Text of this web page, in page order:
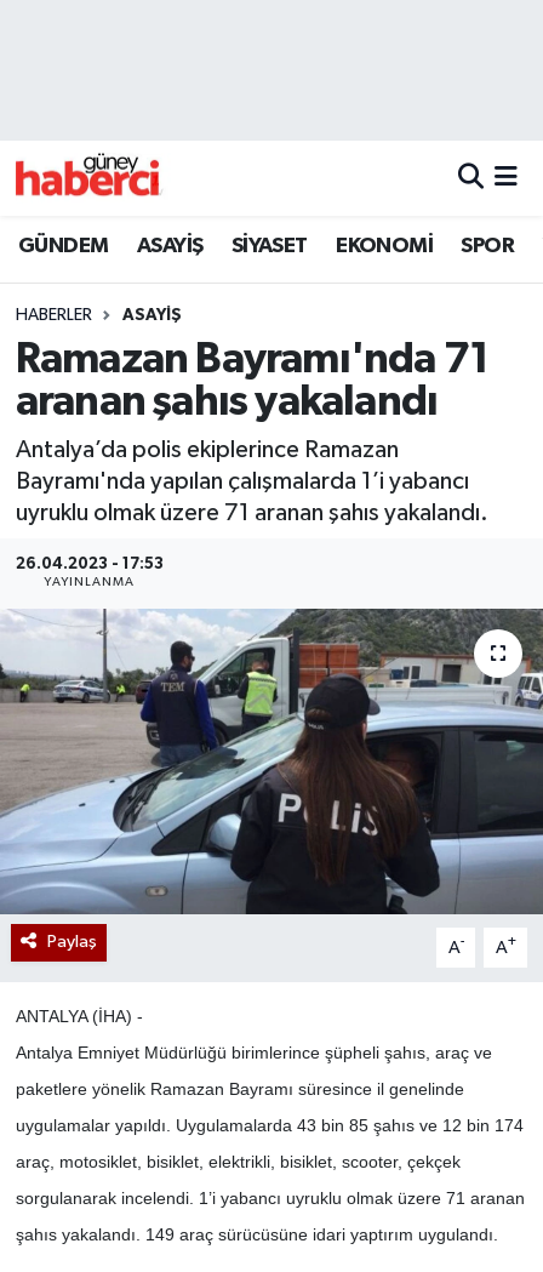
GÜNDEM ASAYİŞ SİYASET EKONOMİ SPOR
HABERLER ASAYİŞ
Ramazan Bayramı'nda 71
aranan şahıs yakalandı
Antalya’da polis ekiplerince Ramazan
Bayramı'nda yapılan çalışmalarda 1’i yabancı
uyruklu olmak üzere 71 aranan şahıs yakalandı.
26.04.2023 - 17:53
YAYINLANMA
Paylaş A- A+
ANTALYA (İHA) -
Antalya Emniyet Müdürlüğü birimlerince şüpheli şahıs, araç ve
paketlere yönelik Ramazan Bayramı süresince il genelinde
uygulamalar yapıldı. Uygulamalarda 43 bin 85 şahıs ve 12 bin 174
araç, motosiklet, bisiklet, elektrikli, bisiklet, scooter, çekçek
sorgulanarak incelendi. 1’i yabancı uyruklu olmak üzere 71 aranan
şahıs yakalandı. 149 araç sürücüsüne idari yaptırım uygulandı.
Beyoğlu Trafik Yoğunluk Haritası
Son Dakika Haberleri
Haber Arşivi